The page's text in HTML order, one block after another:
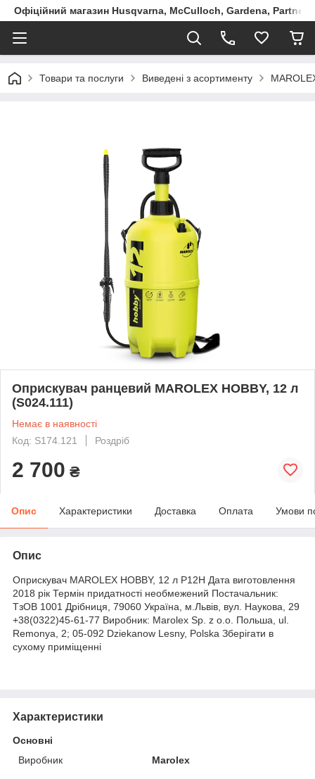
Офіційний магазин Husqvarna, McCulloch, Gardena, Partner
Товари та послуги Виведені з асортименту
Оприскувач ранцевий MAROLEX HOBBY, 12 л
(S024.111)
Немає в наявності
Код: S174.121
Роздріб
2 700 ₴
Опис Характеристики Доставка Оплата Умови
Опис
Оприскувач MAROLEX HOBBY, 12 л P12H Дата виготовлення
2018 рік Термін придатності необмежений Постачальник:
ТзОВ 1001 Дрібниця, 79060 Україна, м.Львів, вул. Наукова, 29
+38(0322)45-61-77 Виробник: Marolex Sp. z o.o. Польша, ul.
Remonya, 2; 05-092 Dziekanow Lesny, Polska Зберігати в
сухому приміщенні
Характеристики
Основні
Виробник
Marolex